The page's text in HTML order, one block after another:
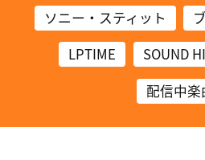
ソニー・スティット
LPTIME
SOUND
配信中楽